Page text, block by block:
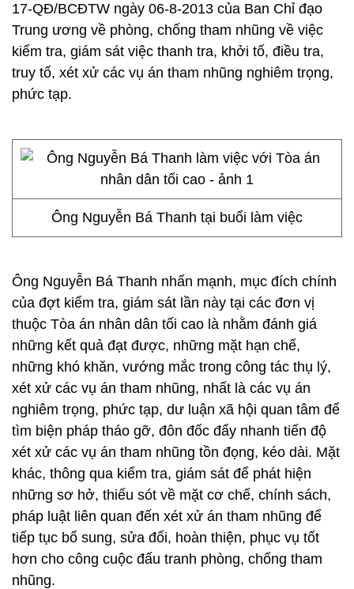
17-QĐ/BCĐTW ngày 06-8-2013 của Ban Chỉ đạo
Trung ương về phòng, chống tham nhũng về việc
kiểm tra, giám sát việc thanh tra, khởi tố, điều tra,
truy tố, xét xử các vụ án tham nhũng nghiêm trọng,
phức tạp.
Ông Nguyễn Bá Thanh tại buổi làm việc
Ông Nguyễn Bá Thanh nhấn mạnh, mục đích chính
của đợt kiểm tra, giám sát lần này tại các đơn vị
thuộc Tòa án nhân dân tối cao là nhằm đánh giá
những kết quả đạt được, những mặt hạn chế,
những khó khăn, vướng mắc trong công tác thụ lý,
xét xử các vụ án tham nhũng, nhất là các vụ án
nghiêm trọng, phức tạp, dư luận xã hội quan tâm để
tìm biện pháp tháo gỡ, đôn đốc đẩy nhanh tiến độ
xét xử các vụ án tham nhũng tồn đọng, kéo dài. Mặt
khác, thông qua kiểm tra, giám sát để phát hiện
những sơ hở, thiếu sót về mặt cơ chế, chính sách,
pháp luật liên quan đến xét xử án tham nhũng để
tiếp tục bổ sung, sửa đổi, hoàn thiện, phục vụ tốt
hơn cho công cuộc đấu tranh phòng, chống tham
nhũng.